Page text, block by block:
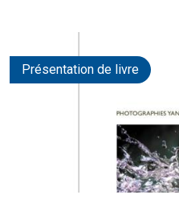
Présentation de livre